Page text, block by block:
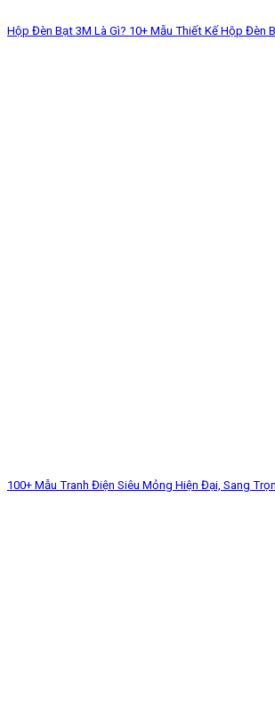
Hộp Đèn Bạt 3M Là Gì? 10+ Mẫu Thiết Kế Hộp Đèn
100+ Mẫu Tranh Điện Siêu Mỏng Hiện Đại, Sang